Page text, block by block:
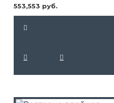
553,553 руб.